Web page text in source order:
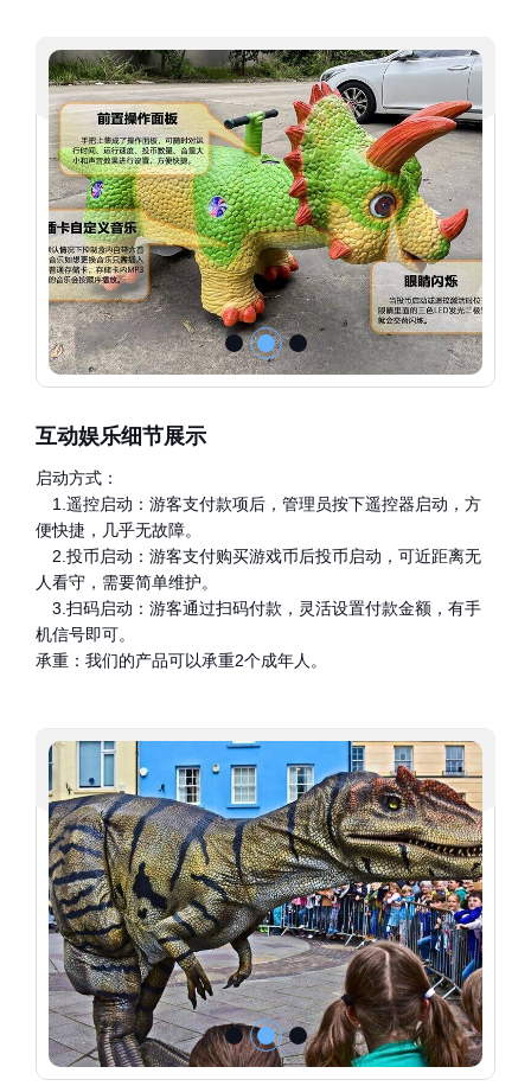
互动娱乐细节展示
启动方式：
1.遥控启动：游客支付款项后，管理员按下遥控器启动，方
便快捷，几乎无故障。
2.投币启动：游客支付购买游戏币后投币启动，可近距离无
人看守，需要简单维护。
3.扫码启动：游客通过扫码付款，灵活设置付款金额，有手
机信号即可。
承重：我们的产品可以承重2个成年人。